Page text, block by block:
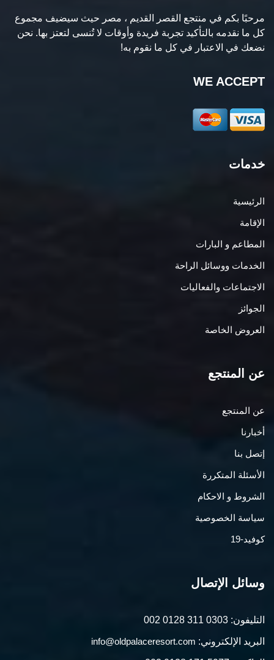
مرحبًا بكم في منتجع القصر القديم ، مصر حيث سيضيف مجموع
كل ما نقدمه بالتأكيد تجربة فريدة وأوقات لا تُنسى لتعتز بها. نحن
نضعك في الاعتبار في كل ما نقوم به!
WE ACCEPT
خدمات
الرئيسية
الإقامة
المطاعم و البارات
الخدمات ووسائل الراحة
الاجتماعات والفعاليات
الجوائز
العروض الخاصة
عن المنتجع
عن المنتجع
أخبارنا
إتصل بنا
الأسئلة المتكررة
الشروط و الاحكام
سياسة الخصوصية
كوفيد-19
وسائل الإتصال
التليفون: 002 0128 311 0303
البريد الإلكتروني: info@oldpalaceresort.com